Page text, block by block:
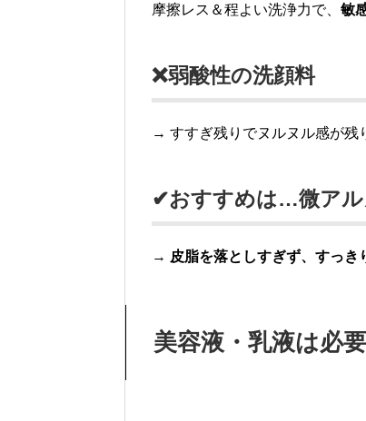
摩擦レス＆程よい洗浄力で、 敏
❌弱酸性の洗顔料
→ すすぎ残りでヌルヌル感が残
✔おすすめは…微アル
→ 皮脂を落としすぎず、すっき
美容液・乳液は必